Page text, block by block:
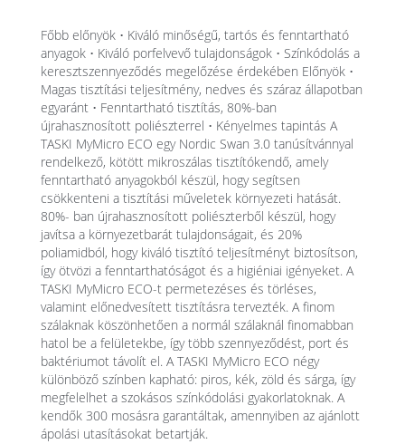
Főbb előnyök • Kiváló minőségű, tartós és fenntartható
anyagok • Kiváló porfelvevő tulajdonságok • Színkódolás a
keresztszennyeződés megelőzése érdekében Előnyök •
Magas tisztítási teljesítmény, nedves és száraz állapotban
egyaránt • Fenntartható tisztítás, 80%-ban
újrahasznosított poliészterrel • Kényelmes tapintás A
TASKI MyMicro ECO egy Nordic Swan 3.0 tanúsítvánnyal
rendelkező, kötött mikroszálas tisztítókendő, amely
fenntartható anyagokból készül, hogy segítsen
csökkenteni a tisztítási műveletek környezeti hatását.
80%- ban újrahasznosított poliészterből készül, hogy
javítsa a környezetbarát tulajdonságait, és 20%
poliamidból, hogy kiváló tisztító teljesítményt biztosítson,
így ötvözi a fenntarthatóságot és a higiéniai igényeket. A
TASKI MyMicro ECO-t permetezéses és törléses,
valamint előnedvesített tisztításra tervezték. A finom
szálaknak köszönhetően a normál szálaknál finomabban
hatol be a felületekbe, így több szennyeződést, port és
baktériumot távolít el. A TASKI MyMicro ECO négy
különböző színben kapható: piros, kék, zöld és sárga, így
megfelelhet a szokásos színkódolási gyakorlatoknak. A
kendők 300 mosásra garantáltak, amennyiben az ajánlott
ápolási utasításokat betartják.